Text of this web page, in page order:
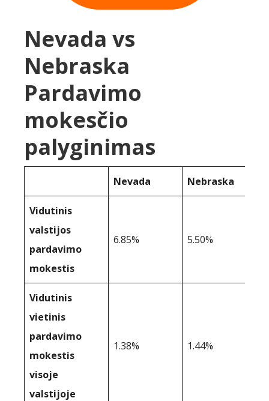
Nevada vs
Nebraska
Pardavimo
mokesčio
palyginimas
Nevada Nebraska
Vidutinis
valstijos
pardavimo
mokestis
6.85% 5.50%
Vidutinis
vietinis
pardavimo
mokestis
visoje
valstijoje
1.38% 1.44%